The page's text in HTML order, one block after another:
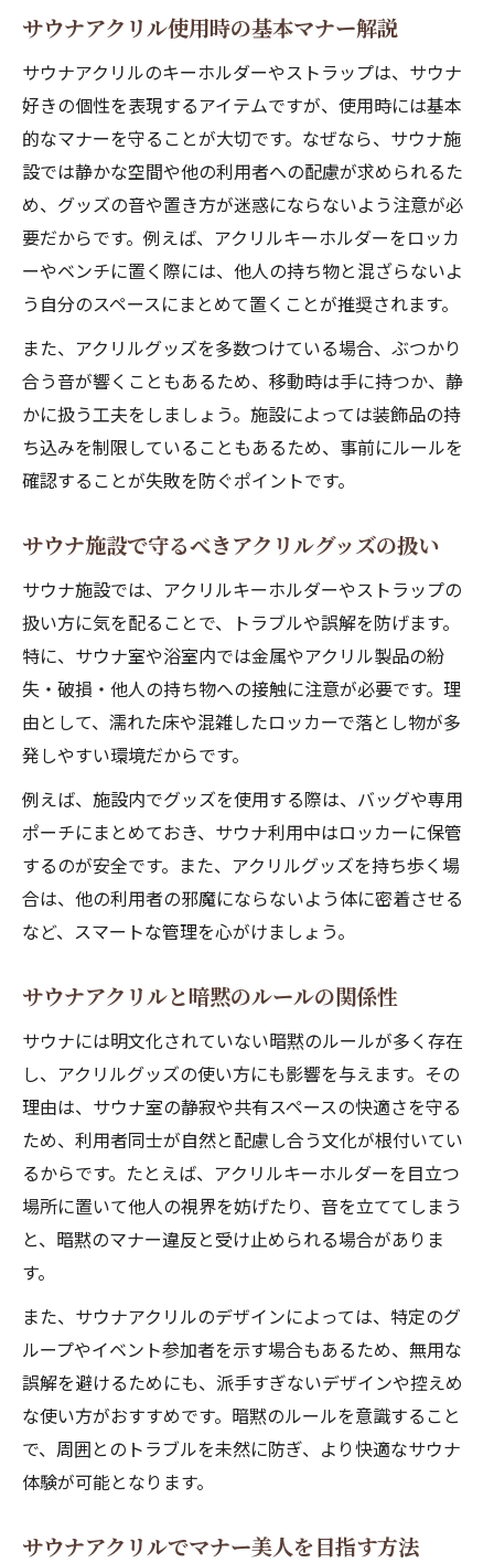
サウナアクリル使用時の基本マナー解説
サウナアクリルのキーホルダーやストラップは、サウナ
好きの個性を表現するアイテムですが、使用時には基本
的なマナーを守ることが大切です。なぜなら、サウナ施
設では静かな空間や他の利用者への配慮が求められるた
め、グッズの音や置き方が迷惑にならないよう注意が必
要だからです。例えば、アクリルキーホルダーをロッカ
ーやベンチに置く際には、他人の持ち物と混ざらないよ
う自分のスペースにまとめて置くことが推奨されます。
また、アクリルグッズを多数つけている場合、ぶつかり
合う音が響くこともあるため、移動時は手に持つか、静
かに扱う工夫をしましょう。施設によっては装飾品の持
ち込みを制限していることもあるため、事前にルールを
確認することが失敗を防ぐポイントです。
サウナ施設で守るべきアクリルグッズの扱い
サウナ施設では、アクリルキーホルダーやストラップの
扱い方に気を配ることで、トラブルや誤解を防げます。
特に、サウナ室や浴室内では金属やアクリル製品の紛
失・破損・他人の持ち物への接触に注意が必要です。理
由として、濡れた床や混雑したロッカーで落とし物が多
発しやすい環境だからです。
例えば、施設内でグッズを使用する際は、バッグや専用
ポーチにまとめておき、サウナ利用中はロッカーに保管
するのが安全です。また、アクリルグッズを持ち歩く場
合は、他の利用者の邪魔にならないよう体に密着させる
など、スマートな管理を心がけましょう。
サウナアクリルと暗黙のルールの関係性
サウナには明文化されていない暗黙のルールが多く存在
し、アクリルグッズの使い方にも影響を与えます。その
理由は、サウナ室の静寂や共有スペースの快適さを守る
ため、利用者同士が自然と配慮し合う文化が根付いてい
るからです。たとえば、アクリルキーホルダーを目立つ
場所に置いて他人の視界を妨げたり、音を立ててしまう
と、暗黙のマナー違反と受け止められる場合がありま
す。
また、サウナアクリルのデザインによっては、特定のグ
ループやイベント参加者を示す場合もあるため、無用な
誤解を避けるためにも、派手すぎないデザインや控えめ
な使い方がおすすめです。暗黙のルールを意識すること
で、周囲とのトラブルを未然に防ぎ、より快適なサウナ
体験が可能となります。
サウナアクリルでマナー美人を目指す方法